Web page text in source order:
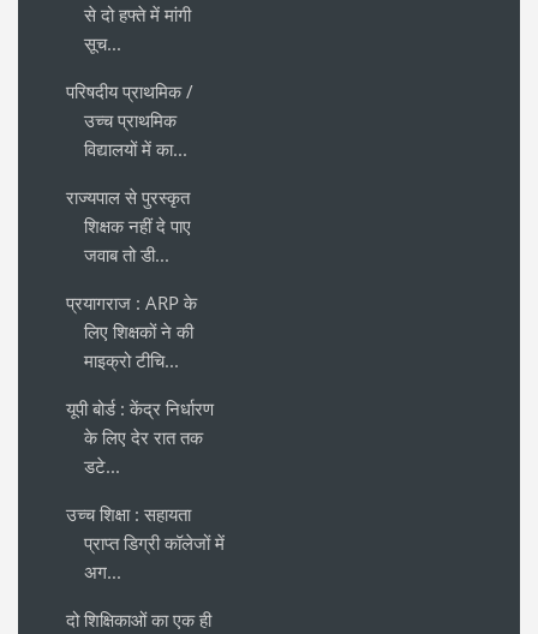
से दो हफ्ते में मांगी
सूच...
परिषदीय प्राथमिक /
उच्च प्राथमिक
विद्यालयों में का...
राज्यपाल से पुरस्कृत
शिक्षक नहीं दे पाए
जवाब तो डी...
प्रयागराज : ARP के
लिए शिक्षकों ने की
माइक्रो टीचि...
यूपी बोर्ड : केंद्र निर्धारण
के लिए देर रात तक
डटे...
उच्च शिक्षा : सहायता
प्राप्त डिग्री कॉलेजों में
अग...
दो शिक्षिकाओं का एक ही